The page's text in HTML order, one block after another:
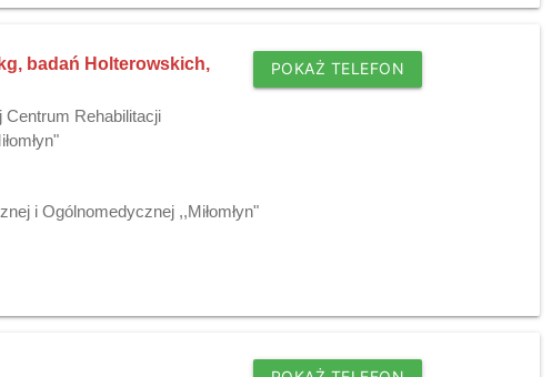
badań Holterowskich,
Centrum Rehabilitacji
POKAŻ TELEFON
i Ogólnomedycznej ,,Miłomłyn"